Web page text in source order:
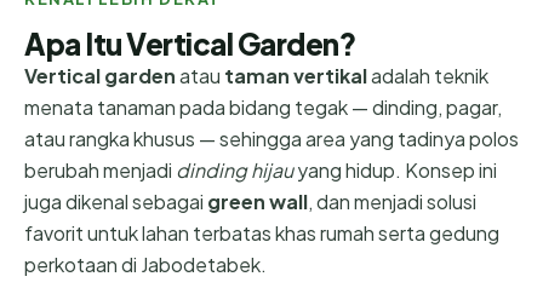
Apa Itu Vertical Garden?
Vertical gardenatau taman vertikaladalah teknik
menata tanaman pada bidang tegak — dinding, pagar,
atau rangka khusus — sehingga area yang tadinya polos
berubah menjadi dinding hijauyang hidup. Konsep ini
juga dikenal sebagai green wall, dan menjadi solusi
favorit untuk lahan terbatas khas rumah serta gedung
perkotaan di Jabodetabek.